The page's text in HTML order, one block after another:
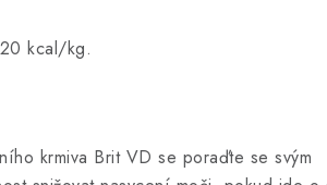
kcal/kg.
krmiva Brit VD se poraďte se svým